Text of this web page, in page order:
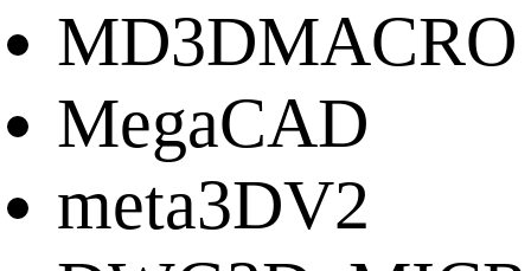
MD3DMACRO
MegaCAD
meta3DV2